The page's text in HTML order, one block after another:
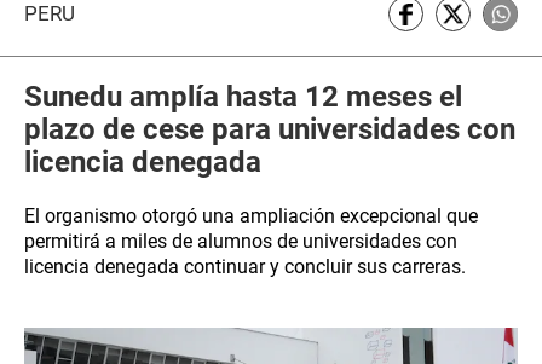
PERÚ
Sunedu amplía hasta 12 meses el
plazo de cese para universidades con
licencia denegada
El organismo otorgó una ampliación excepcional que
permitirá a miles de alumnos de universidades con
licencia denegada continuar y concluir sus carreras.